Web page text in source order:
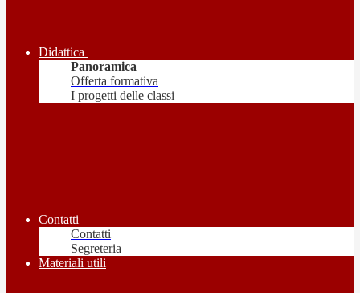
Didattica
Panoramica
Offerta formativa
I progetti delle classi
Contatti
Contatti
Segreteria
Materiali utili